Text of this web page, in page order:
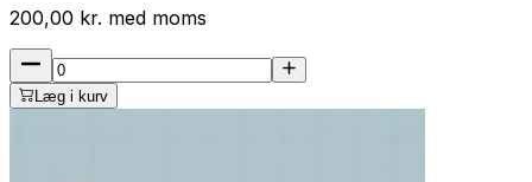
200,00 kr. med moms
Læg i kurv